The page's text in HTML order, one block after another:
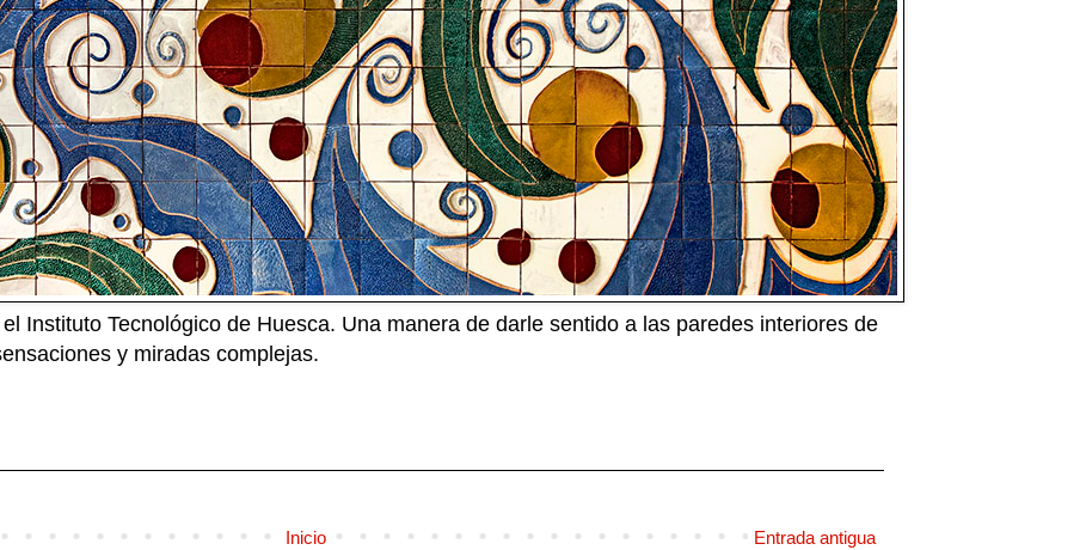
Instituto Tecnológico de Huesca. Una manera de darle sentido a las paredes interiores de
y miradas complejas.
Entrada antigua
Inicio